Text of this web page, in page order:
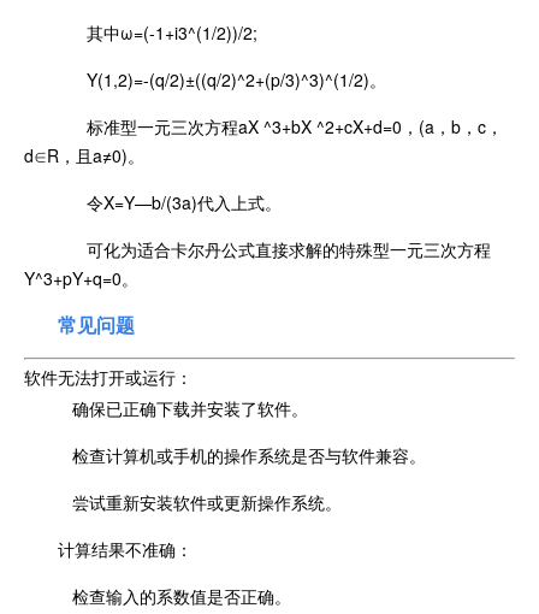
其中ω=(-1+i3^(1/2))/2;
Y(1,2)=-(q/2)±((q/2)^2+(p/3)^3)^(1/2)。
标准型一元三次方程aX ^3+bX ^2+cX+d=0，(a，b，c，
d∈R，且a≠0)。
令X=Y—b/(3a)代入上式。
可化为适合卡尔丹公式直接求解的特殊型一元三次方程
Y^3+pY+q=0。
常见问题
软件无法打开或运行：
确保已正确下载并安装了软件。
检查计算机或手机的操作系统是否与软件兼容。
尝试重新安装软件或更新操作系统。
计算结果不准确：
检查输入的系数值是否正确。